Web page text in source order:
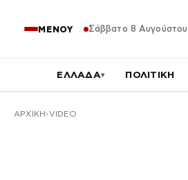
ΜΕΝΟΥ Σάββατο 8
ΕΛΛΑΔΑ▾ ΠΟΛΙΤΙΚΗ
ΑΡΧΙΚΉ VIDEO